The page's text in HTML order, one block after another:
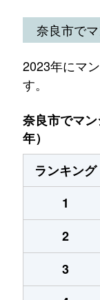
奈良市で
2023年にマ
す。
奈良市でマ
年）
ランキング
1
2
3